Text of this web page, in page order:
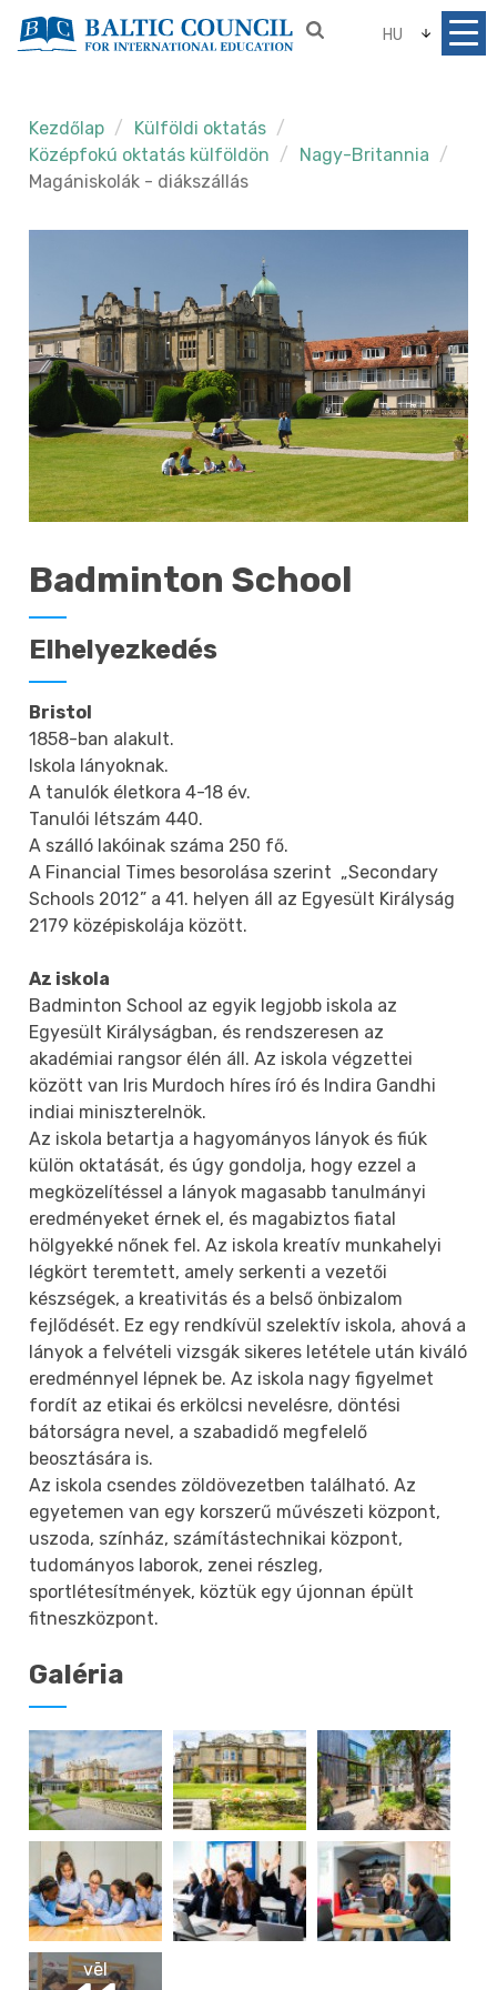
HU
Kezdőlap
Külföldi oktatás
Középfokú oktatás külföldön
Nagy-Britannia
Magániskolák - diákszállás
Badminton School
Elhelyezkedés
Bristol
1858-ban alakult.
Iskola lányoknak.
A tanulók életkora 4-18 év.
Tanulói létszám 440.
A szálló lakóinak száma 250 fő.
A Financial Times besorolása szerint „Secondary
Schools 2012” a 41. helyen áll az Egyesült Királyság
2179 középiskolája között.
Az iskola
Badminton School az egyik legjobb iskola az
Egyesült Királyságban, és rendszeresen az
akadémiai rangsor élén áll. Az iskola végzettei
között van Iris Murdoch híres író és Indira Gandhi
indiai miniszterelnök.
Az iskola betartja a hagyományos lányok és fiúk
külön oktatását, és úgy gondolja, hogy ezzel a
megközelítéssel a lányok magasabb tanulmányi
eredményeket érnek el, és magabiztos fiatal
hölgyekké nőnek fel. Az iskola kreatív munkahelyi
légkört teremtett, amely serkenti a vezetői
készségek, a kreativitás és a belső önbizalom
fejlődését. Ez egy rendkívül szelektív iskola, ahová a
lányok a felvételi vizsgák sikeres letétele után kiváló
eredménnyel lépnek be. Az iskola nagy figyelmet
fordít az etikai és erkölcsi nevelésre, döntési
bátorságra nevel, a szabadidő megfelelő
beosztására is.
Az iskola csendes zöldövezetben található. Az
egyetemen van egy korszerű művészeti központ,
uszoda, színház, számítástechnikai központ,
tudományos laborok, zenei részleg,
sportlétesítmények, köztük egy újonnan épült
fitneszközpont.
Galéria
vēl